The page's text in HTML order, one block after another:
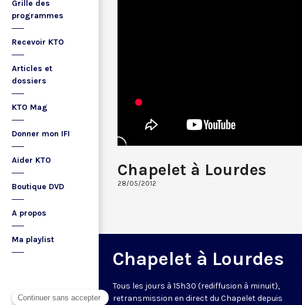
Grille des
programmes
Recevoir KTO
Articles et
dossiers
KTO Mag
Donner mon IFI
Aider KTO
Boutique DVD
A propos
Ma playlist
Chapelet à Lourdes
28/05/2012
Chapelet à Lourdes
Tous les jours à 15h30 (rediffusion à minuit),
retransmission en direct du Chapelet depuis